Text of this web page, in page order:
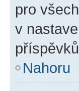
pro
v
Nahoru